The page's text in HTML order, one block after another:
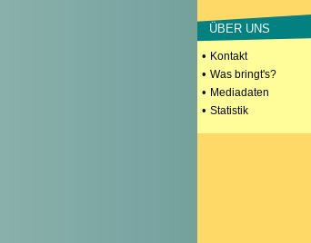
ÜBER UNS
• Kontakt
• Was bringt's?
• Mediadaten
• Statistik